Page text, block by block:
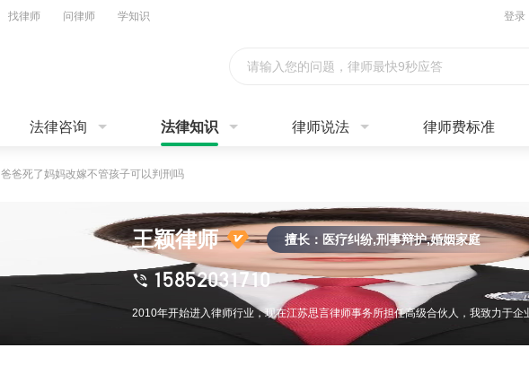
找律师 问律师 学知识 登录
请输入您的问题，律师最快9秒应答
法律咨询 法律知识 律师说法 律师费标准
爸爸死了妈妈改嫁不管孩子可以判刑吗
王颖律师 擅长：医疗纠纷,刑事辩护,婚姻家庭
15852031710